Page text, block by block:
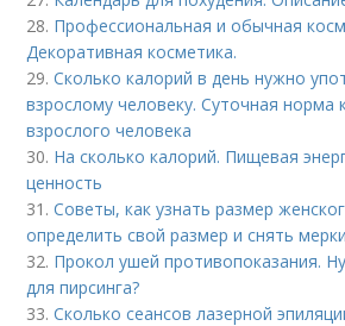
28. Профессиональная и обычная
Декоративная косметика.
29.Сколько калорий в день нужно
взрослому человеку. Суточная норма
взрослого человека
30. На сколько калорий. Пищевая
ценность
31.Советы, как узнать размер
определить свой размер и снять
32. Прокол ушей противопоказания.
для пирсинга?
33.Сколько сеансов лазерной